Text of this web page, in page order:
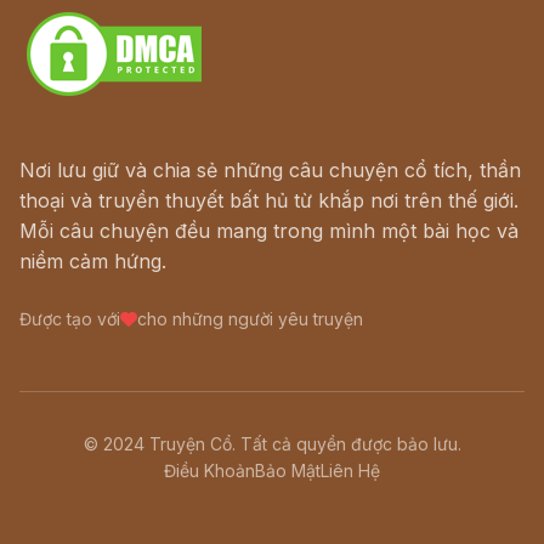
Nơi lưu giữ và chia sẻ những câu chuyện cổ tích, thần
thoại và truyền thuyết bất hủ từ khắp nơi trên thế giới.
Mỗi câu chuyện đều mang trong mình một bài học và
niềm cảm hứng.
Được tạo với cho những người yêu truyện
© 2024 Truyện Cổ. Tất cả quyền được bảo lưu.
Điều KhoảnBảo MậtLiên Hệ